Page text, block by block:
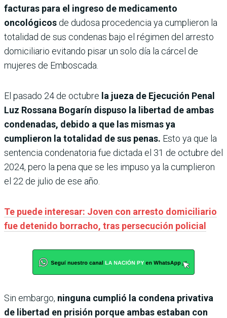
facturas para el ingreso de medicamento
oncológicos de dudosa procedencia ya cumplieron la
totalidad de sus condenas bajo el régimen del arresto
domiciliario evitando pisar un solo día la cárcel de
mujeres de Emboscada.
El pasado 24 de octubre la jueza de Ejecución Penal
Luz Rossana Bogarín dispuso la libertad de ambas
condenadas, debido a que las mismas ya
cumplieron la totalidad de sus penas. Esto ya que la
sentencia condenatoria fue dictada el 31 de octubre del
2024, pero la pena que se les impuso ya la cumplieron
el 22 de julio de ese año.
Te puede interesar: Joven con arresto domiciliario
fue detenido borracho, tras persecución policial
Sin embargo, ninguna cumplió la condena privativa
de libertad en prisión porque ambas estaban con